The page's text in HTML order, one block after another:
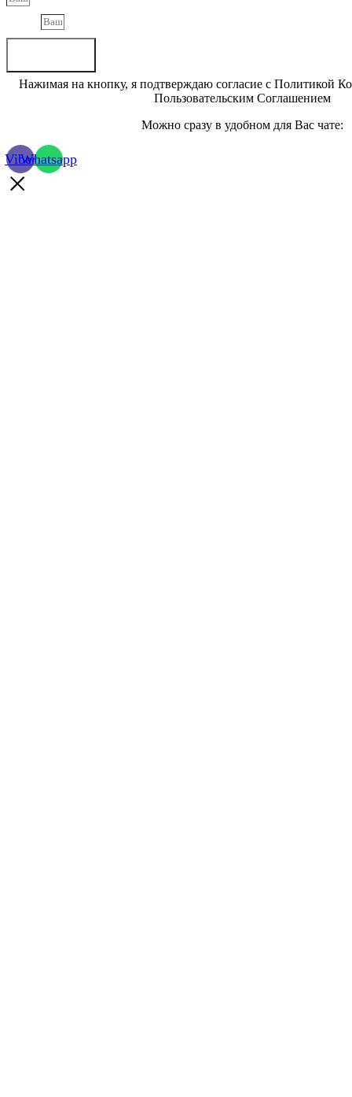
Нажимая на кнопку, я подтверждаю согласие с Политикой
Пользовательским Соглашением
Можно сразу в удобном для Вас чате:
ViberWhatsapp